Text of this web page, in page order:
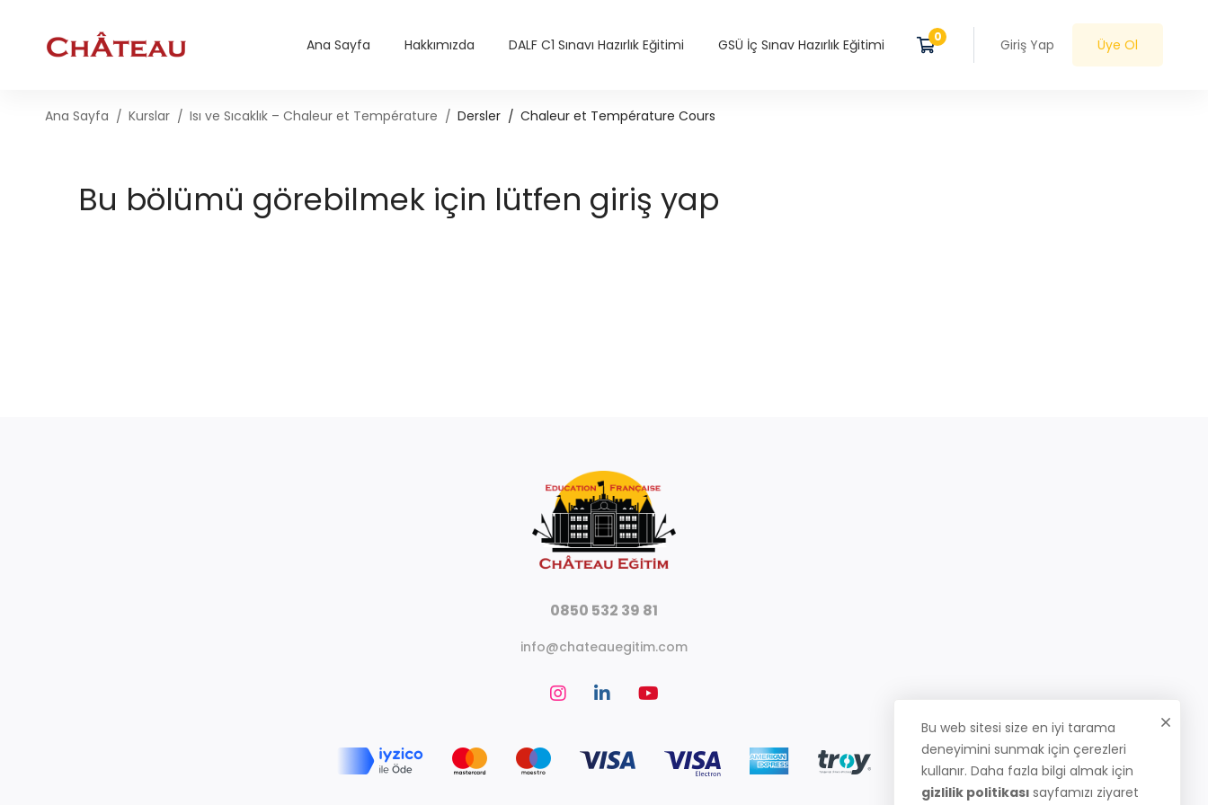
Ana Sayfa Hakkımızda DALF C1 Sınavı Hazırlık Eğitimi GSÜ İç Sınav Hazırlık Eğitimi Giriş Yap Üye Ol
Ana Sayfa Kurslar Isı ve Sıcaklık – Chaleur et Température Dersler Chaleur et Température Cours
Bu bölümü görebilmek için lütfen giriş yap
0850 532 39 81
info@chateauegitim.com
Bu web sitesi size en iyi tarama
deneyimini sunmak için çerezleri
kullanır. Daha fazla bilgi almak için
gizlilik politikası sayfamızı ziyaret